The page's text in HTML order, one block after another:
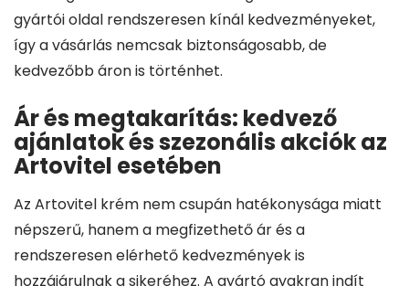
gyártói oldal rendszeresen kínál kedvezményeket,
így a vásárlás nemcsak biztonságosabb, de
kedvezőbb áron is történhet.
Ár és megtakarítás: kedvező
ajánlatok és szezonális akciók az
Artovitel esetében
Az Artovitel krém nem csupán hatékonysága miatt
népszerű, hanem a megfizethető ár és a
rendszeresen elérhető kedvezmények is
hozzájárulnak a sikeréhez. A gyártó gyakran indít